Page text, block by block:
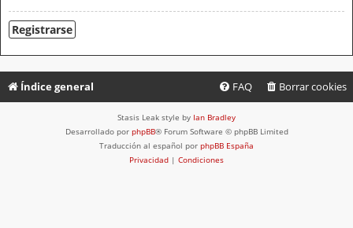
Registrarse
Índice general Borrar cookies
FAQ
Stasis Leak style by Ian Bradley
Desarrollado por phpBB® Forum Software © phpBB Limited
Traducción al español por phpBB España
Privacidad | Condiciones